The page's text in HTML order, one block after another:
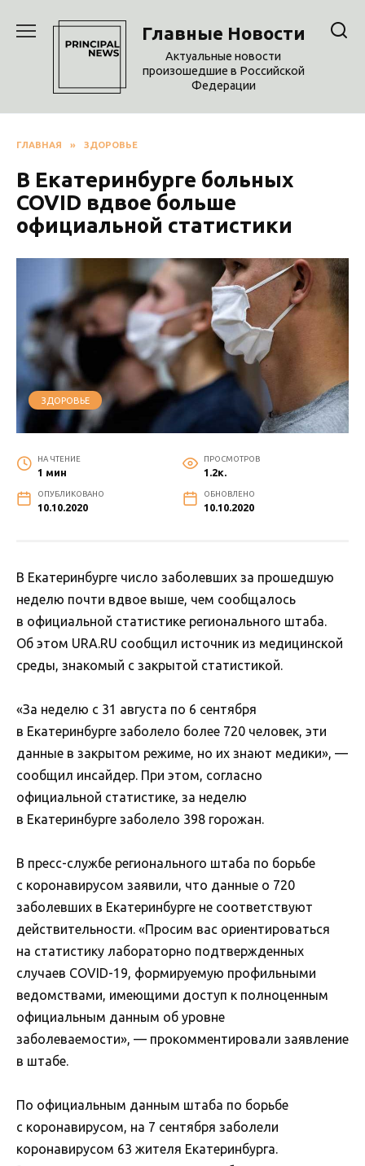
содержанию
Главные Новости
Актуальные новости
произошедшие в Российской
Федерации
ГЛАВНАЯ » ЗДОРОВЬЕ
В Екатеринбурге больных
COVID вдвое больше
официальной статистики
ЗДОРОВЬЕ
НА ЧТЕНИЕ
1 мин
ПРОСМОТРОВ
1.2к.
ОПУБЛИКОВАНО
10.10.2020
ОБНОВЛЕНО
10.10.2020
В Екатеринбурге число заболевших за прошедшую
неделю почти вдвое выше, чем сообщалось
в официальной статистике регионального штаба.
Об этом URA.RU сообщил источник из медицинской
среды, знакомый с закрытой статистикой.
«За неделю с 31 августа по 6 сентября
в Екатеринбурге заболело более 720 человек, эти
данные в закрытом режиме, но их знают медики», —
сообщил инсайдер. При этом, согласно
официальной статистике, за неделю
в Екатеринбурге заболело 398 горожан.
В пресс-службе регионального штаба по борьбе
с коронавирусом заявили, что данные о 720
заболевших в Екатеринбурге не соответствуют
действительности. «Просим вас ориентироваться
на статистику лабораторно подтвержденных
случаев COVID-19, формируемую профильными
ведомствами, имеющими доступ к полноценным
официальным данным об уровне
заболеваемости», — прокомментировали заявление
в штабе.
По официальным данным штаба по борьбе
с коронавирусом, на 7 сентября заболели
коронавирусом 63 жителя Екатеринбурга.